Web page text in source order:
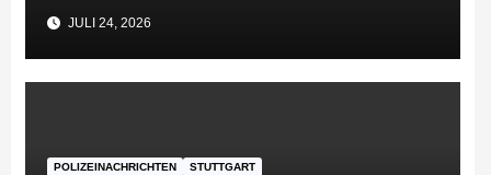
Untersuchungshaft
JULI 24, 2026
POLIZEINACHRICHTEN STUTTGART